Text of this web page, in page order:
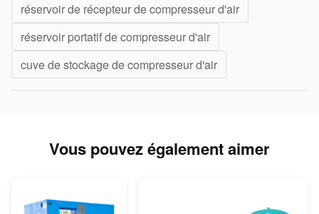
réservoir de récepteur de compresseur d'air
réservoir portatif de compresseur d'air
cuve de stockage de compresseur d'air
Vous pouvez également aimer